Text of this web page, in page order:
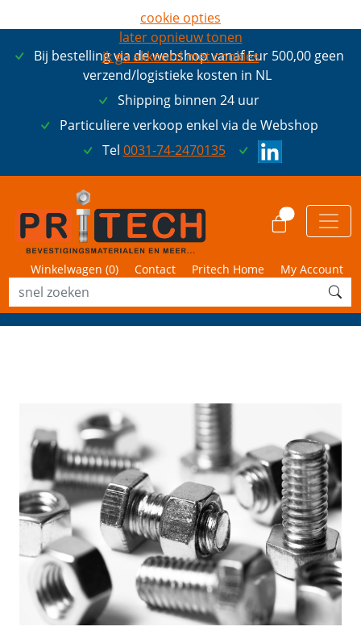
Bij bestelling via de webshop vanaf Eur 500,00 geen
verzend/logistieke kosten in NL
Shipping binnen 24 uur
Particuliere verkoop enkel via de Webshop
Tel 0031-74-2470135
Winkelwagen (0) Contact Pritech Home My Account
cookie opties
later opnieuw tonen
ik ga akkoord met cookies